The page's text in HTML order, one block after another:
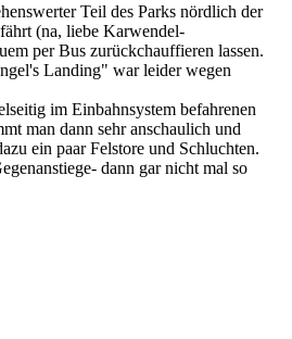
Teil des Parks nördlich der
(na, liebe Karwendel-
per Bus zurückchauffieren lassen.
Landing" war leider wegen
im Einbahnsystem befahrenen
man dann sehr anschaulich und
ein paar Felstore und Schluchten.
dann gar nicht mal so